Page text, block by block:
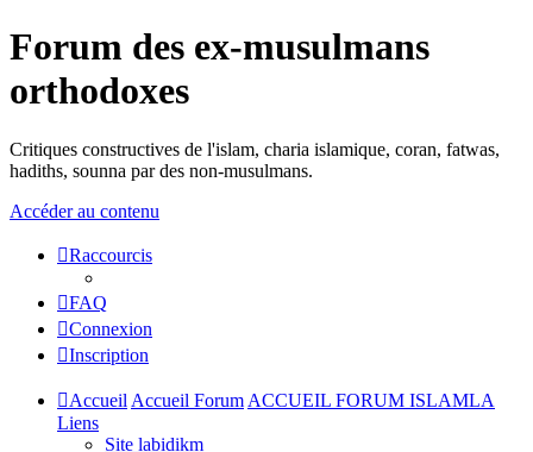
Forum des ex-musulmans
orthodoxes
Critiques constructives de l'islam, charia islamique, coran, fatwas,
hadiths, sounna par des non-musulmans.
Accéder au contenu
Raccourcis
FAQ
Connexion
Inscription
Accueil Accueil Forum ACCUEIL FORUM ISLAMLA
Liens
Site labidikm